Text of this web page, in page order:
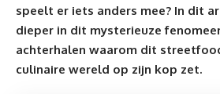
speelt er iets anders mee? In dit
dieper in dit mysterieuze
achterhalen waarom dit
culinaire wereld op zijn kop zet.